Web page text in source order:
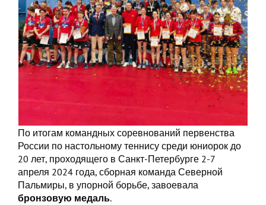
По итогам командных соревнований первенства
России по настольному теннису среди юниорок до
20 лет, проходящего в Санкт-Петербурге 2-7
апреля 2024 года, сборная команда Северной
Пальмиры, в упорной борьбе, завоевала
бронзовую медаль.